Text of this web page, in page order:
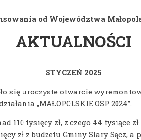
od Województwa
AKTUALNOŚCI
STYCZEŃ 2025
się uroczyste otwarcie
„MAŁOPOLSKIE OSP 2024”.
110 tysięcy zł, z czego 44 tysiące
zł z budżetu Gminy Stary Sącz, a